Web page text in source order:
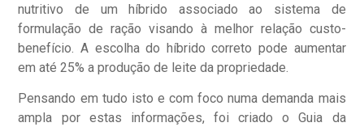
nutritivo de um híbrido associado ao sistema de
formulação de ração visando à melhor relação custo-
benefício. A escolha do híbrido correto pode aumentar
em até 25% a produção de leite da propriedade.
Pensando em tudo isto e com foco numa demanda mais
ampla por estas informações, foi criado o Guia da